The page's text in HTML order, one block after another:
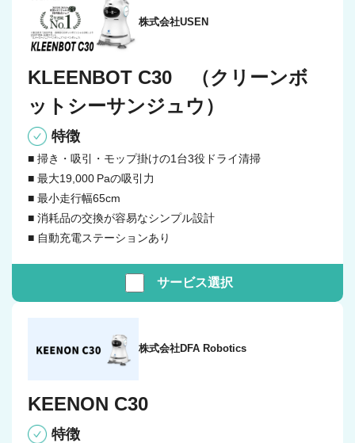
株式会社USEN
KLEENBOT C30 （クリーンボ
ットシーサンジュウ）
特徴
■ 掃き・吸引・モップ掛けの1台3役ドライ清掃
■ 最大19,000 Paの吸引力
■ 最小走行幅65cm
■ 消耗品の交換が容易なシンプル設計
■ 自動充電ステーションあり
サービス選択
株式会社DFA Robotics
KEENON C30
特徴